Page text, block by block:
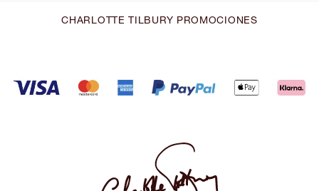
CHARLOTTE TILBURY PROMOCIONES